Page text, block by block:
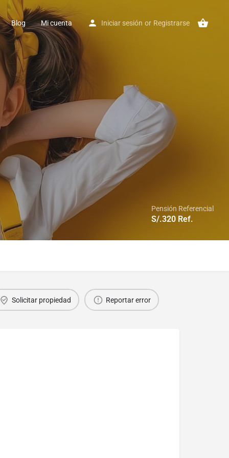
Blog Mi cuenta Iniciar sesión or Registrarse
Pensión Referencial
S/.320 Ref.
Solicitar propiedad Reportar error